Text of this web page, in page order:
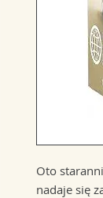
Oto
nadaje się